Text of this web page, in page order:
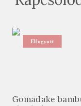
Elfogyott
Gomadake